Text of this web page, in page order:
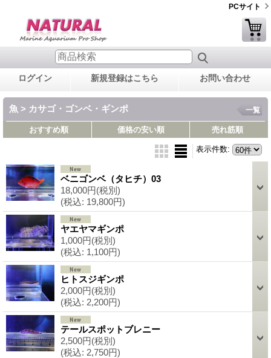
PCサイト
ログイン 新規登録はこちら お問い合わせ
魚 > カサゴ・ゴンベ・ギンポ 一覧
おすすめ順 価格の安い順 売れ筋順
表示件数:
ベニゴンベ（タヒチ）03
18,000円(税別)
(税込: 19,800円)
ヤエヤマギンポ
1,000円(税別)
(税込: 1,100円)
ヒトスジギンポ
2,000円(税別)
(税込: 2,200円)
テールスポットブレニー
2,500円(税別)
(税込: 2,750円)